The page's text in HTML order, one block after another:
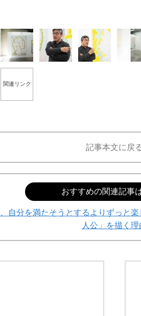
関連リンク
記事本文に戻
おすすめの関連記事
、自分を満たそうとするよりずっと
人公」を描く理